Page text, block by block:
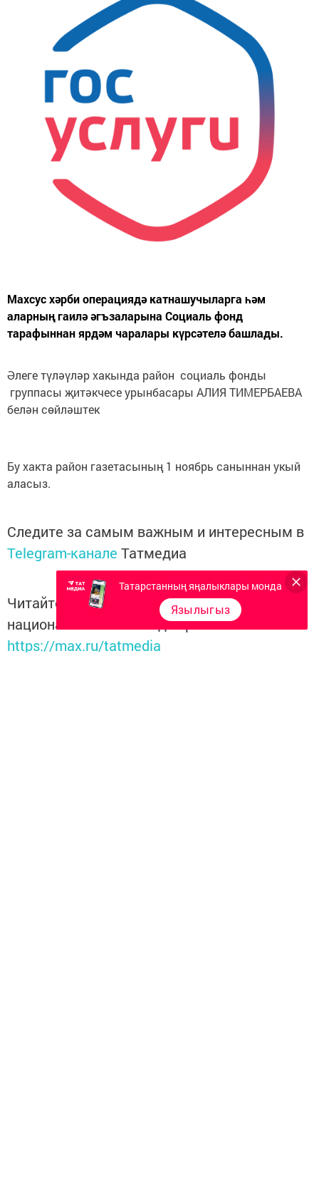
Махсус хәрби операциядә катнашучыларга һәм
аларның гаилә әгъзаларына Социаль фонд
тарафыннан ярдәм чаралары күрсәтелә башлады.
Әлеге түләүләр хакында район социаль фонды
группасы җитәкчесе урынбасары АЛИЯ ТИМЕРБАЕВА
белән сөйләштек
Бу хакта район газетасының 1 ноябрь саныннан укый
аласыз.
Следите за самым важным и интересным в
Telegram-канале Татмедиа
Читайте новости Татарстана в
национальном мессенджере MАХ:
https://max.ru/tatmedia
Татарстанның яңалыклары монда
Язылыгыз